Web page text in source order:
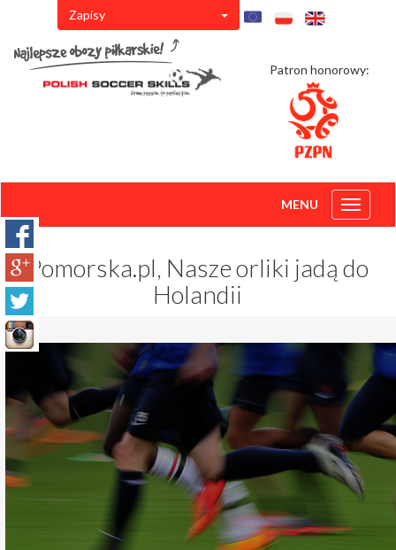
Zapisy
Patron honorowy:
Toggle
MENU
Pomorska.pl, Nasze orliki jadą do
Holandii